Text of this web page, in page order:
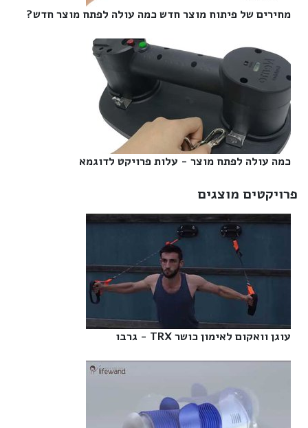
מחירים של פיתוח מוצר חדש כמה עולה לפתח מוצר חדש?‎
כמה עולה לפתח מוצר - עלות פרויקט לדוגמא‎
פרויקטים מוצגים
עוגן וואקום לאימון כושר TRX - גרבו‎